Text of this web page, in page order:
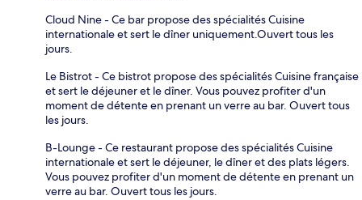
Cloud Nine - Ce bar propose des spécialités Cuisine
internationale et sert le dîner uniquement.Ouvert tous les
jours.
Le Bistrot - Ce bistrot propose des spécialités Cuisine française
et sert le déjeuner et le dîner. Vous pouvez profiter d'un
moment de détente en prenant un verre au bar. Ouvert tous
les jours.
B-Lounge - Ce restaurant propose des spécialités Cuisine
internationale et sert le déjeuner, le dîner et des plats légers.
Vous pouvez profiter d'un moment de détente en prenant un
verre au bar. Ouvert tous les jours.